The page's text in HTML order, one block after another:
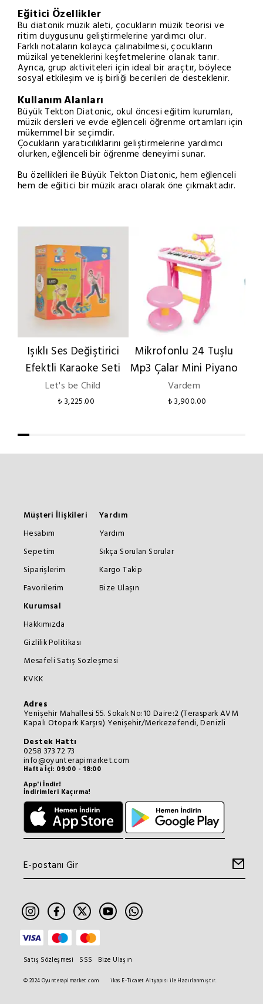
Eğitici Özellikler
Bu diatonik müzik aleti, çocukların müzik teorisi ve
ritim duygusunu geliştirmelerine yardımcı olur.
Farklı notaların kolayca çalınabilmesi, çocukların
müzikal yeteneklerini keşfetmelerine olanak tanır.
Ayrıca, grup aktiviteleri için ideal bir araçtır, böylece
sosyal etkileşim ve iş birliği becerileri de desteklenir.
Kullanım Alanları
Büyük Tekton Diatonic, okul öncesi eğitim kurumları,
müzik dersleri ve evde eğlenceli öğrenme ortamları için
mükemmel bir seçimdir.
Çocukların yaratıcılıklarını geliştirmelerine yardımcı
olurken, eğlenceli bir öğrenme deneyimi sunar.
Bu özellikleri ile Büyük Tekton Diatonic, hem eğlenceli
hem de eğitici bir müzik aracı olarak öne çıkmaktadır.
Işıklı Ses Değiştirici
Efektli Karaoke Seti
Let's be Child
₺ 3,225.00
Mikrofonlu 24 Tuşlu
Mp3 Çalar Mini Piyano
Vardem
₺ 3,900.00
Müşteri İlişkileri
Hesabım
Sepetim
Siparişlerim
Favorilerim
Yardım
Yardım
Sıkça Sorulan Sorular
Kargo Takip
Bize Ulaşın
Kurumsal
Hakkımızda
Gizlilik Politikası
Mesafeli Satış Sözleşmesi
KVKK
Adres
Yenişehir Mahallesi 55. Sokak No:10 Daire:2 (Teraspark AVM
Kapalı Otopark Karşısı) Yenişehir/Merkezefendi, Denizli
Destek Hattı
0258 373 72 73
info@oyunterapimarket.com
Hafta İçi: 09:00 - 18:00
App'i İndir!
İndirimleri Kaçırma!
© 2024 Oyunterapimarket.com ikas E-Ticaret Altyapısı ile Hazırlanmıştır.
Satış Sözleşmesi SSS Bize Ulaşın